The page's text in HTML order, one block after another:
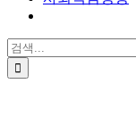
검
색: